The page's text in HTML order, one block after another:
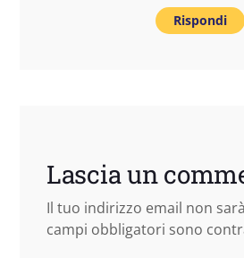
Rispondi
Lascia un
Il tuo indirizzo email non
campi obbligatori sono